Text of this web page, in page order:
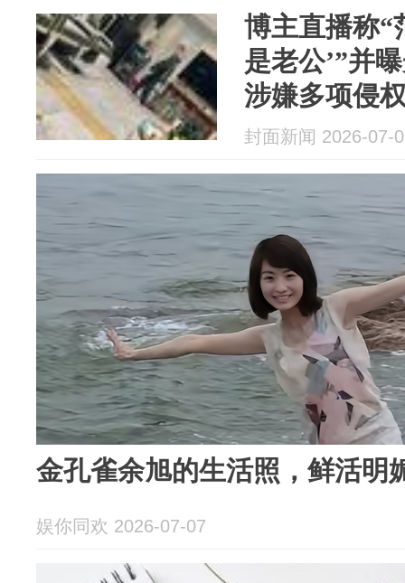
博主直播称“
是老公’”并
涉嫌多项侵
封面新闻 2026-07-
金孔雀余旭的生活照，鲜活明
娱你同欢 2026-07-07